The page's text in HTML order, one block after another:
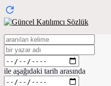
ile aşağıdaki tarih arasında